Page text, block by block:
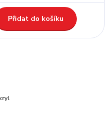
Přidat do košíku